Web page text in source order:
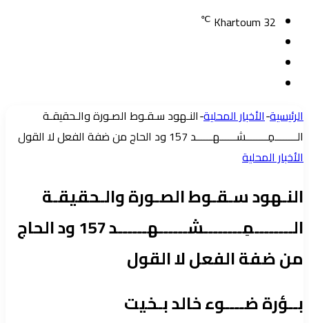
Khartoum 32
℃
جانبيالرئيسية-الأخبار المحلية-النـهود سـقـوط الصـورة والـحقيقـة
الــــــــمِــــــــشــــــهــــــد 157 ود الحاج من ضفة الفعل لا القول
الأخبار المحلية
النـهود سـقـوط الصـورة والـحقيقـة
الــــــــمِــــــــشــــــهــــــد 157 ود الحاج
من ضفة الفعل لا القول
بــؤرة ضــــوء خالد بـخيت